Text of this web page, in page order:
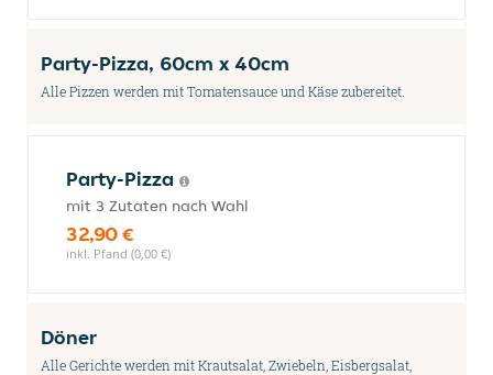
Party-Pizza, 60cm x 40cm
Alle Pizzen werden mit Tomatensauce und Käse zubereitet.
Party-Pizza
mit 3 Zutaten nach Wahl
32,90 €
inkl. Pfand (0,00 €)
Döner
Alle Gerichte werden mit Krautsalat, Zwiebeln, Eisbergsalat,